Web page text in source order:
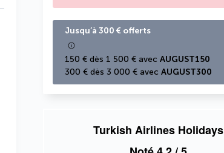
Jusqu’à 300 € offerts
150 € dès 1 500 € avec AUGUST150
300 € dès 3 000 € avec AUGUST300
Turkish Airlines Holidays